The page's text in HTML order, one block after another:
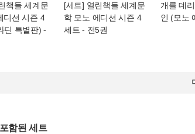
책들 세계문
디션 시즌 4
딘 특별판) -
[세트] 열린책들 세계문
학 모노 에디션 시즌 4
세트 - 전5권
개를 데
인 (모노
함된 세트